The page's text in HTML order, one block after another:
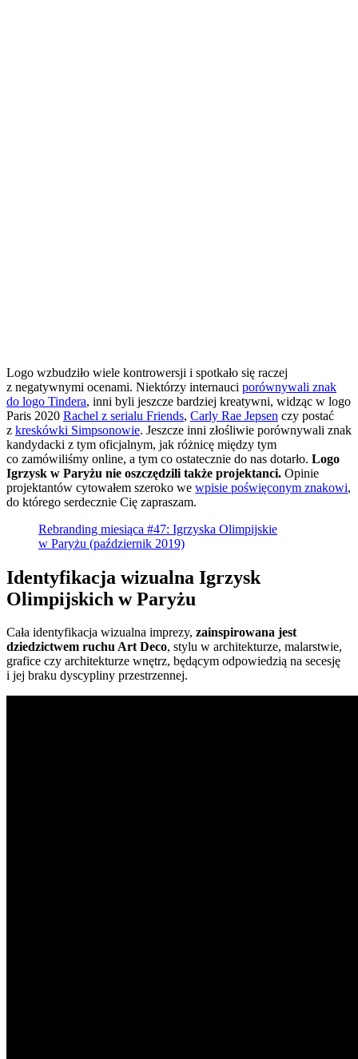
Logo wzbudziło wiele kontrowersji i spotkało się raczej
z negatywnymi ocenami. Niektórzy internauci porównywali znak
do logo Tindera, inni byli jeszcze bardziej kreatywni, widząc w logo
Paris 2020 Rachel z serialu Friends, Carly Rae Jepsen czy postać
z kreskówki Simpsonowie. Jeszcze inni złośliwie porównywali znak
kandydacki z tym oficjalnym, jak różnicę między tym
co zamówiliśmy online, a tym co ostatecznie do nas dotarło. Logo
Igrzysk w Paryżu nie oszczędzili także projektanci. Opinie
projektantów cytowałem szeroko we wpisie poświęconym znakowi,
do którego serdecznie Cię zapraszam.
Rebranding miesiąca #47: Igrzyska Olimpijskie
w Paryżu (październik 2019)
Identyfikacja wizualna Igrzysk
Olimpijskich w Paryżu
Cała identyfikacja wizualna imprezy, zainspirowana jest
dziedzictwem ruchu Art Deco, stylu w architekturze, malarstwie,
grafice czy architekturze wnętrz, będącym odpowiedzią na secesję
i jej braku dyscypliny przestrzennej.